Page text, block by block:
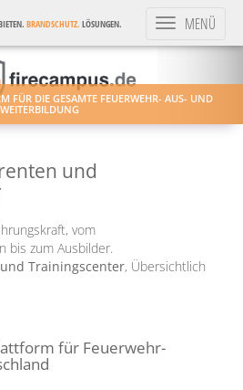
BRANDSCHUTZ. LÖSUNGEN. ToggleMENÜ
FÜR DIE GESAMTE FEUERWEHR- AUS- UND
WEITERBILDUNG
und
vom
bis zum Ausbilder.
Trainingscenter, Übersichtlich
für Feuerwehr-